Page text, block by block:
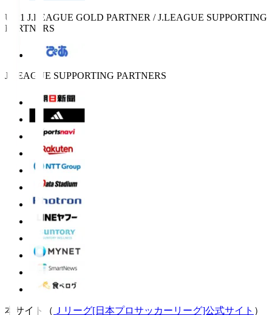
U-21 J.LEAGUE GOLD PARTNER / J.LEAGUE SUPPORTING
PARTNERS
J.LEAGUE SUPPORTING PARTNERS
本サイト（ Ｊリーグ[日本プロサッカーリーグ]公式サイト ）